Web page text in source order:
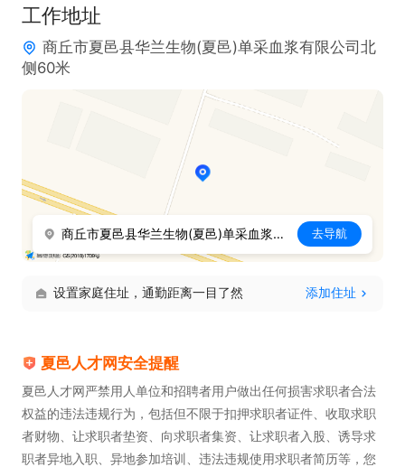
工作地址
商丘市夏邑县华兰生物(夏邑)单采血浆有限公司北
侧60米
商丘市夏邑县华兰生物(夏邑)单采血浆有限公司北侧60米 去导航
设置家庭住址，通勤距离一目了然 添加住址
夏邑人才网安全提醒
夏邑人才网严禁用人单位和招聘者用户做出任何损害求职者合法
权益的违法违规行为，包括但不限于扣押求职者证件、收取求职
者财物、让求职者垫资、向求职者集资、让求职者入股、诱导求
职者异地入职、异地参加培训、违法违规使用求职者简历等，您